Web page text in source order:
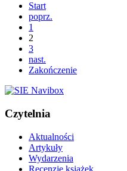
Start
poprz.
1
2
3
nast.
Zakończenie
Czytelnia
Aktualności
Artykuły
Wydarzenia
Recenzje książek